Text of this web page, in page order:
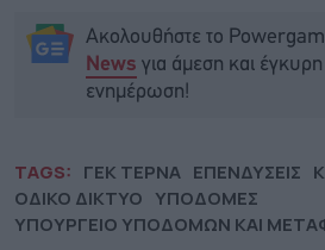
Ακολουθήστε το
News για άμεση και έγκυρη
ενημέρωση!
TAGS: ΓΕΚ ΤΕΡΝΑ ΕΠΕΝΔΥΣΕΙΣ
ΟΔΙΚΟ ΔΙΚΤΥΟ ΥΠΟΔΟΜΕΣ
ΥΠΟΥΡΓΕΙΟ ΥΠΟΔΟΜΩΝ ΚΑΙ